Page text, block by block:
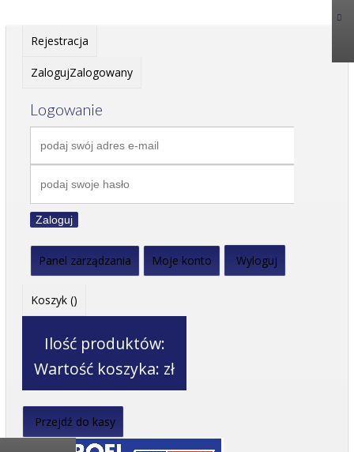
Rejestracja
ZalogujZalogowany
Logowanie
Zaloguj
Panel zarządzania Moje konto Wyloguj
Koszyk ()
Ilość produktów:
Wartość koszyka: zł
Przejdź do kasy